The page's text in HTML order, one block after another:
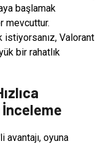
başlamak
mevcuttur.
istiyorsanız, Valorant
bir rahatlık
avantajı, oyuna